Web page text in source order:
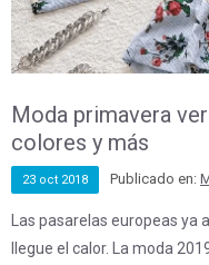
Moda primavera
colores y más
23 oct 2018 Publicado en:
Las pasarelas europeas
llegue el calor. La moda